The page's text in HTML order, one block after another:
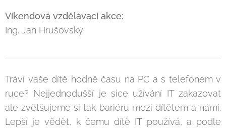
Víkendová vzdělávací akce:
Ing. Jan Hrušovský
Tráví vaše dítě hodně času na PC a s telefonem v
ruce? Nejjednodušší je sice užívání IT zakazovat
ale zvětšujeme si tak bariéru mezi dítětem a námi.
Lepší je vědět, k čemu dítě IT používá, a podle